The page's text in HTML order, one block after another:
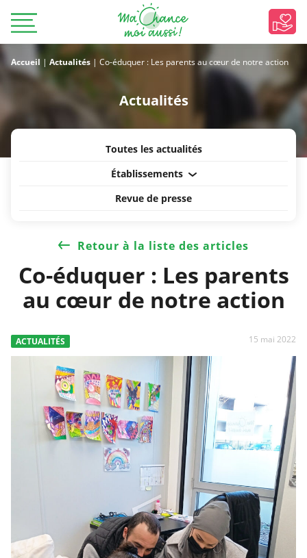
Accueil | Actualités | Co-éduquer : Les parents au cœur de notre action
Actualités
Toutes les actualités
Établissements
Revue de presse
Retour à la liste des articles
Co-éduquer : Les parents
au cœur de notre action
ACTUALITÉS 15 mai 2022